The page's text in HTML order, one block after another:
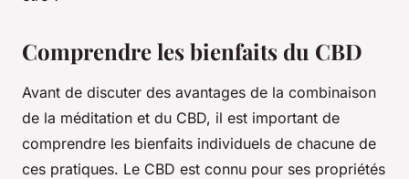
Comprendre les bienfaits du CBD
Avant de discuter des avantages de la combinaison
de la méditation et du CBD, il est important de
comprendre les bienfaits individuels de chacune de
ces pratiques. Le CBD est connu pour ses propriétés